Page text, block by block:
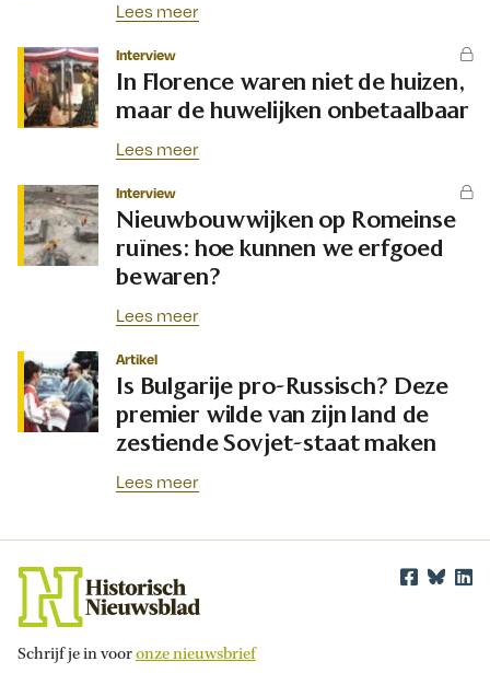
Lees meer
Interview
In Florence waren niet de huizen,
maar de huwelijken onbetaalbaar
Lees meer
Interview
Nieuwbouwwijken op Romeinse
ruïnes: hoe kunnen we erfgoed
bewaren?
Lees meer
Artikel
Is Bulgarije pro-Russisch? Deze
premier wilde van zijn land de
zestiende Sovjet-staat maken
Lees meer
Schrijf je in vooronze nieuwsbrief